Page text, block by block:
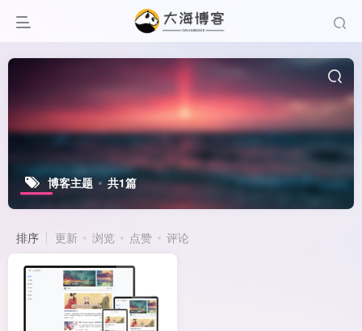
博客主题 共1篇
排序 更新 浏览 点赞 评论